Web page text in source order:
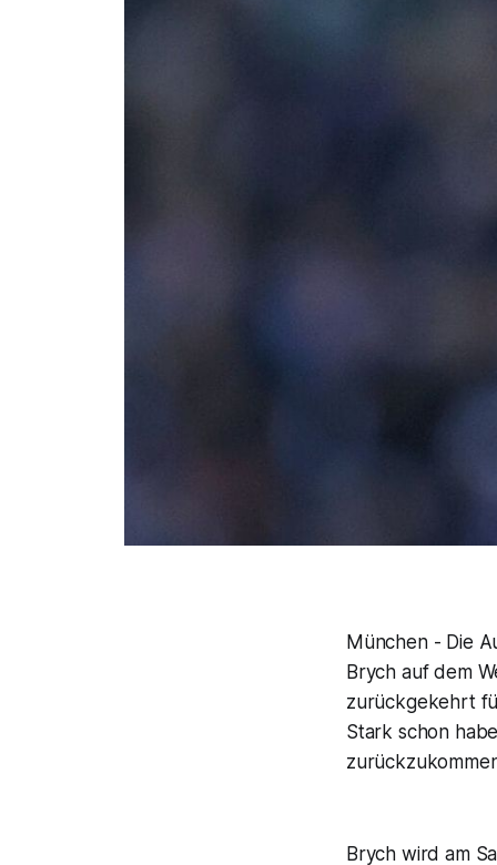
München - Die
Brych auf dem
zurückgekehrt
Stark schon
Brych wird am